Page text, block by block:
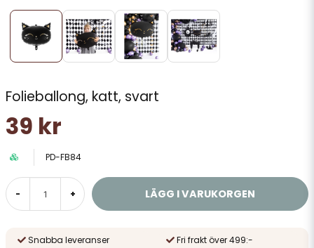
Folieballong, katt, svart
39 kr
PD-FB84
- + LÄGG I VARUKORGEN
Snabba leveranser
Fri frakt över 499:-